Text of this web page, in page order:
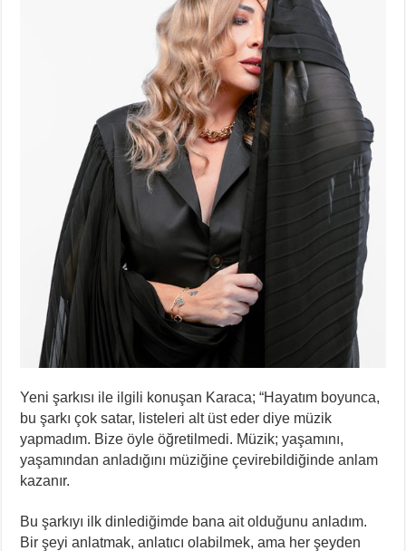
Yeni şarkısı ile ilgili konuşan Karaca; “Hayatım boyunca,
bu şarkı çok satar, listeleri alt üst eder diye müzik
yapmadım. Bize öyle öğretilmedi. Müzik; yaşamını,
yaşamından anladığını müziğine çevirebildiğinde anlam
kazanır.
Bu şarkıyı ilk dinlediğimde bana ait olduğunu anladım.
Bir şeyi anlatmak, anlatıcı olabilmek, ama her şeyden